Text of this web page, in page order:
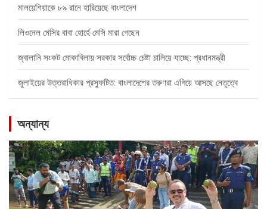
মালয়েশিয়াকে ৮৯ রানে হারিয়েছে বাংলাদেশ
লিওনেল মেসির বাবা হোর্হে মেসি মারা গেছেন
জ্বালানি সংকট মোকাবিলায় সরকার সর্বোচ্চ চেষ্টা চালিয়ে যাচ্ছে: প্রধানমন্ত্রী
জুলাইয়ের উত্তরাধিকার প্রস্ফুটিত: বাংলাদেশের তরুণরা এগিয়ে আসছে নেতৃত্বে
অন্যান্য